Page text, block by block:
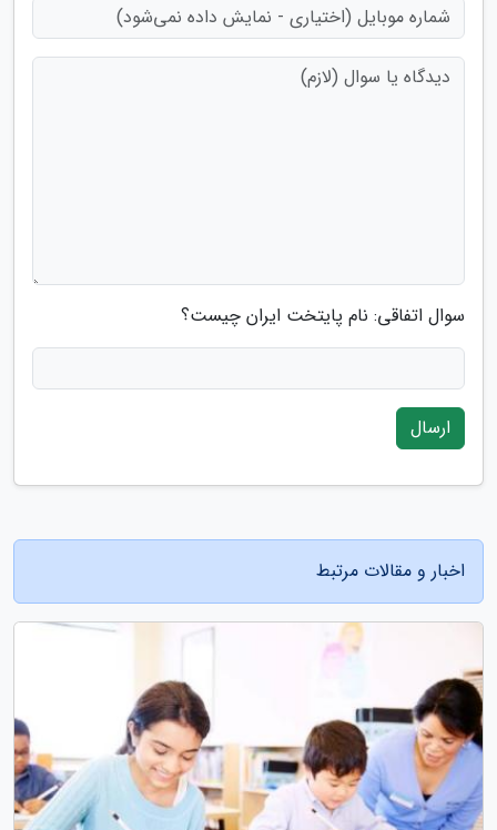
سوال اتفاقی: نام پایتخت ایران چیست؟
ارسال
اخبار و مقالات مرتبط